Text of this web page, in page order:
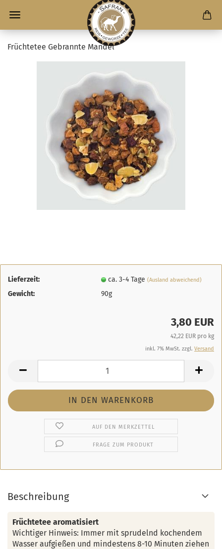
Früchtetee Gebrannte Mandel
Lieferzeit: ca. 3-4 Tage(Ausland abweichend)
Gewicht: 90g
3,80 EUR
42,22 EUR pro kg
inkl. 7% MwSt. zzgl. Versand
AUF DEN MERKZETTEL
FRAGE ZUM PRODUKT
Beschreibung
Früchtetee aromatisiert
Wichtiger Hinweis: Immer mit sprudelnd kochendem
Wasser aufgießen und mindestens 8-10 Minuten ziehen